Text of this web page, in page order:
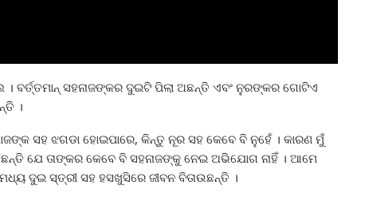
ବର୍ତ୍ତମାନ୍ ସହନାଜଙ୍କର ଦୁଇଟି ପିଲା ଅଛନ୍ତି ଏବଂ ନୁରଙ୍କର ଗୋଟିଏ
।
ସହ ଝଗଡା ହୋଇପାରେ, କିନ୍ତୁ ନୂର ସହ କେବେ ବି ନୁହେଁ । କାରଣ ମୁଁ
ଯେ ତାଙ୍କର କେବେ ବି ସହନାଜଙ୍କୁ ନେଇ ଅଭିଯୋଗ ନାହିଁ । ଆମେ
ଦୁଇ ସ୍ତ୍ରୀ ସହ ହସଖୁସିରେ ଜୀବନ ବିତାଉଛନ୍ତି ।